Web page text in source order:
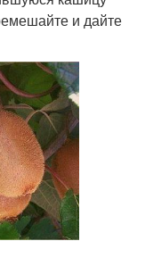
и дайте